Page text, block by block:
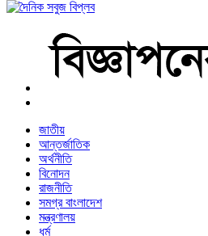
বাংলা নিউজ পেপার
জাতীয়
আন্তর্জাতিক
অর্থনীতি
বিনোদন
রাজনীতি
সমগ্র বাংলাদেশ
মন্ত্রণালয়
ধর্ম